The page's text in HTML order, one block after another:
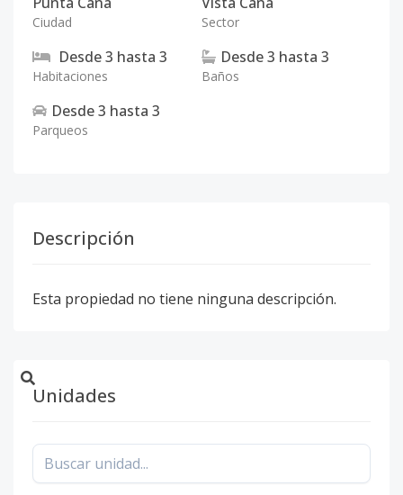
Ciudad Sector
Desde3 hasta 3
Habitaciones
Desde3 hasta 3
Baños
Desde3 hasta 3
Parqueos
Descripción
Esta propiedad no tiene ninguna descripción.
Unidades